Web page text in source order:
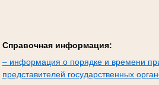
Справочная информация:
– информация о порядке и времени
представителей государственных